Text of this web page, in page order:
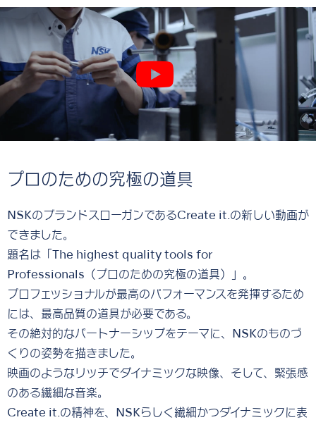
プロのための究極の道具
NSKのブランドスローガンであるCreate it.の新しい動画が
できました。
題名は「The highest quality tools for
Professionals（プロのための究極の道具）」。
プロフェッショナルが最高のパフォーマンスを発揮するため
には、最高品質の道具が必要である。
その絶対的なパートナーシップをテーマに、NSKのものづ
くりの姿勢を描きました。
映画のようなリッチでダイナミックな映像、そして、緊張感
のある繊細な音楽。
Create it.の精神を、NSKらしく繊細かつダイナミックに表